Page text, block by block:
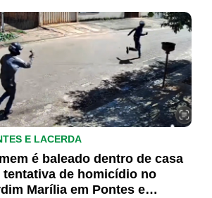
E LACERDA
é baleado dentro de casa
tentativa de homicídio no
Marília em Pontes e